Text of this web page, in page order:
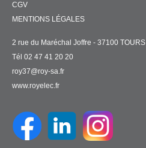
CGV
MENTIONS LÉGALES
2 rue du Maréchal Joffre - 37100 TOURS
Tél 02 47 41 20 20
roy37@roy-sa.fr
www.royelec.fr